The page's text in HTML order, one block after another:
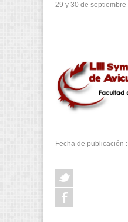
29 y 30 de septiembre
Fecha de publicación